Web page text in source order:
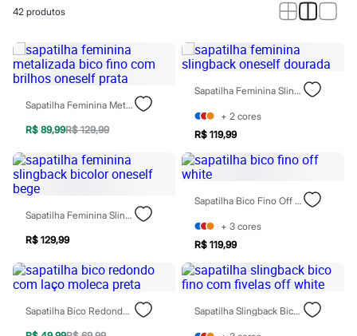
Casacos e Jaquetas
Macacões
Saias
Shorts e Bermudas
Vestidos
Acessórios
Bonés e Chapéus
Cintos
Óculos
Relógios
Botas
Chinelos
Rasteirinhas
Sandálias
Sapatilhas
Tênis
Marcas
City
42 produtos
Sapatilha Feminina Metalizada Bico Fino Com Brilhos Oneself Prata
R$ 89,99R$ 129,99
Sapatilha Feminina Slingback Oneself Dourada
+ 2 cores
R$ 119,99
Sapatilha Feminina Slingback Bicolor Oneself Bege
R$ 129,99
Sapatilha Bico Fino Off White
+ 3 cores
R$ 119,99
Sapatilha Bico Redondo Com Laço Moleca Preta Sapatilha Slingback Bico Fino Com Fivelas Off White